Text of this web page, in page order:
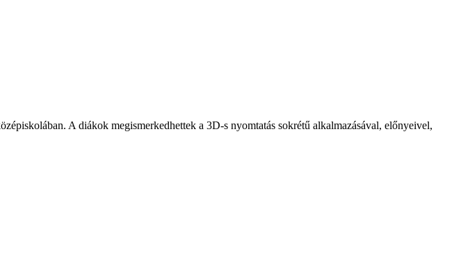
A diákok megismerkedhettek a 3D-s nyomtatás sokrétű alkalmazásával, előnyeivel,